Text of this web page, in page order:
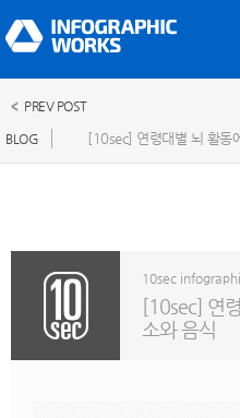
BLOG [10sec] 연령대별 뇌 활동
PREV POST
10sec
[10sec] 연
소와 음식